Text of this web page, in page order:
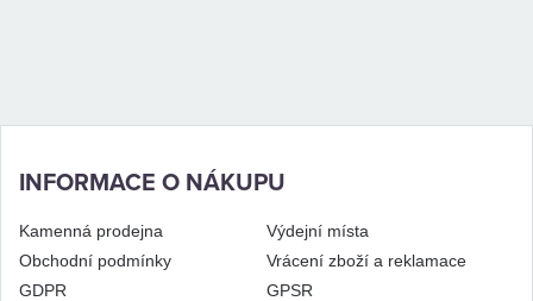
INFORMACE O NÁKUPU
Kamenná prodejna
Výdejní místa
Obchodní podmínky
Vrácení zboží a reklamace
GDPR
GPSR